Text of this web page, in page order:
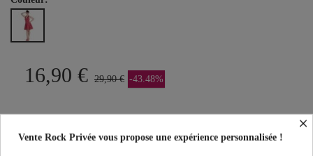
16,90 € 29,90 € -43.48%
×
Vente Rock Privée vous propose une expérience personnalisée !